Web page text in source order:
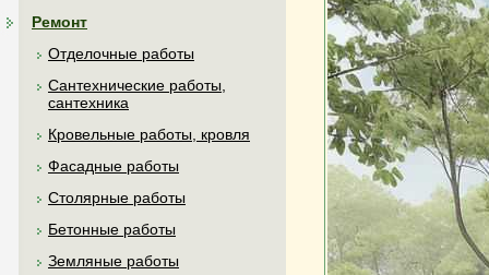
Ремонт
Отделочные работы
Сантехнические работы,
сантехника
Кровельные работы, кровля
Фасадные работы
Столярные работы
Бетонные работы
Земляные работы